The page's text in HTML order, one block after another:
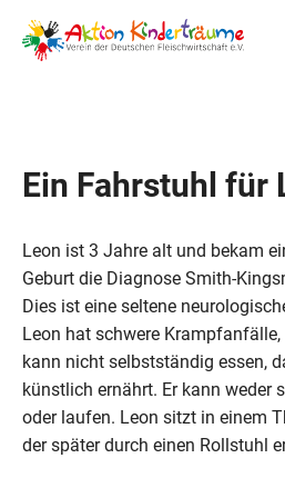
Inhalt
springen
Ein Fahrstuhl für
Leon ist 3 Jahre alt und bekam
Geburt die Diagnose Smith-
Dies ist eine seltene
Leon hat schwere Krampfanfälle,
kann nicht selbstständig essen,
künstlich ernährt. Er kann weder
oder laufen. Leon sitzt in einem
der später durch einen Rollstuhl